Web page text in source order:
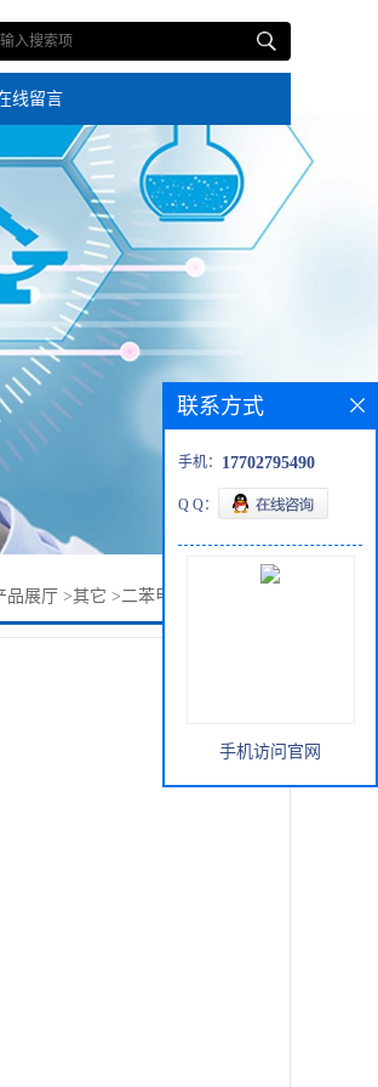
线留言
品展厅 >其它 >二苯甲烷双马来酰亚胺
联系方式
手机： 17702795490
Q Q：
手机访问官网